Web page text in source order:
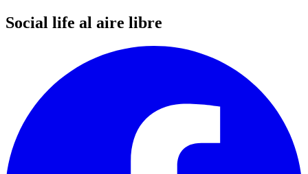
Social life al aire libre